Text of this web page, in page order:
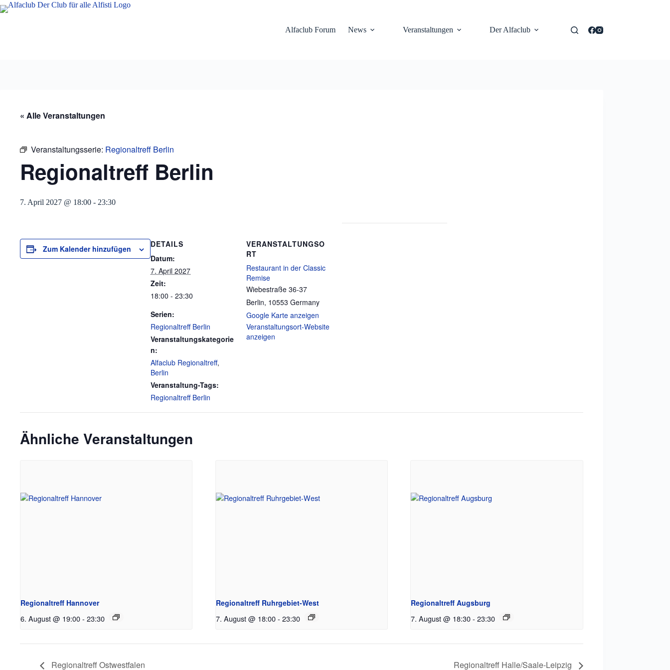
Zum
Inhalt
Alfaclub Forum
News Veranstaltungen Der Alfaclub
« Alle Veranstaltungen
Veranstaltungsserie: Regionaltreff Berlin
Regionaltreff Berlin
7. April 2027 @ 18:00 - 23:30
Zum Kalender hinzufügen
DETAILS
Datum:
7. April 2027
Zeit:
18:00 - 23:30
Serien:
Regionaltreff Berlin
Veranstaltungskategorie
n:
Alfaclub Regionaltreff,
Berlin
Veranstaltung-Tags:
Regionaltreff Berlin
VERANSTALTUNGSO
RT
Restaurant in der Classic
Remise
Wiebestraße 36-37
Berlin, 10553 Germany
Google Karte anzeigen
Veranstaltungsort-Website
anzeigen
Ähnliche Veranstaltungen
Regionaltreff Hannover
6. August @ 19:00- 23:30
Regionaltreff Ruhrgebiet-West
7. August @ 18:00 - 23:30
Regionaltreff Augsburg
7. August @ 18:30- 23:30
Regionaltreff Ostwestfalen Regionaltreff Halle/Saale-Leipzig